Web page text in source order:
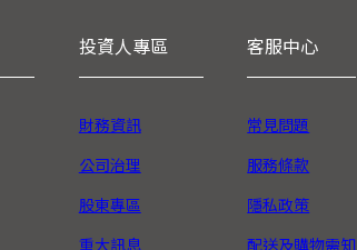
投資人專區
財務資訊
公司治理
股東專區
重大訊息
客服中心
常見問題
服務條款
隱私政策
配送及購物需知